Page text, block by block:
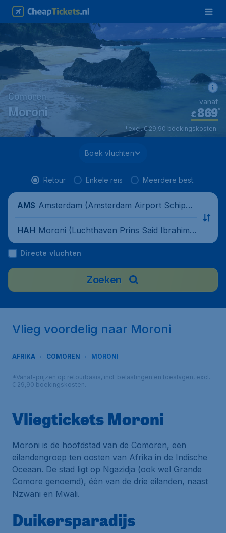
Comoren
Moroni €869*
vanaf
*excl. € 29,90 boekingskosten.
Boek vluchten
Retour Enkele reis Meerdere best.
AMS Amsterdam (Amsterdam Airport Schipho
HAH Moroni (Luchthaven Prins Said Ibrahim),
Komoren
Directe vluchten
Zoeken
Vlieg voordelig naar Moroni
AFRIKA COMOREN MORONI
*Vanaf-prijzen op retourbasis, incl. belastingen en toeslagen, excl.
€ 29,90 boekingskosten.
Vliegtickets Moroni
Moroni is de hoofdstad van de Comoren, een
eilandengroep ten oosten van Afrika in de Indische
Oceaan. De stad ligt op Ngazidja (ook wel Grande
Comore genoemd), één van de drie eilanden, naast
Nzwani en Mwali.
Duikersparadijs